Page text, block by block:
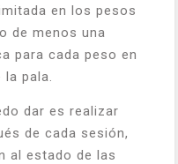
en los pesos
de menos una
para cada peso en
pala.
dar es realizar
de cada sesión,
al estado de las